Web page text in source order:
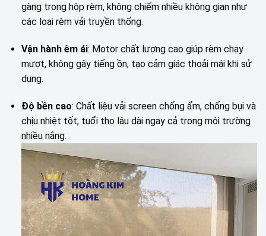
gàng trong hộp rèm, không chiếm nhiều không gian như
các loại rèm vải truyền thống.
Vận hành êm ái: Motor chất lượng cao giúp rèm chạy
mượt, không gây tiếng ồn, tạo cảm giác thoải mái khi sử
dụng.
Độ bền cao: Chất liệu vải screen chống ẩm, chống bụi và
chịu nhiệt tốt, tuổi thọ lâu dài ngay cả trong môi trường
nhiều nắng.